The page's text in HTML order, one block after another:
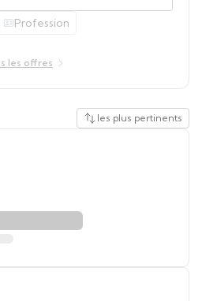
Profession
les offres
les plus pertinents